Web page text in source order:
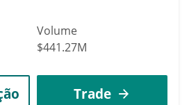
Volume
$441.27M
Trade